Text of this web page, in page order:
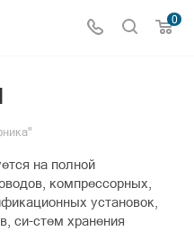
0
на полной
компрессорных,
установок,
си-стем хранения